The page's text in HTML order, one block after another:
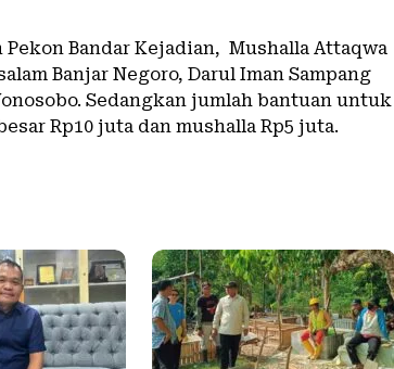
Bandar Kejadian, Mushalla Attaqwa
Banjar Negoro, Darul Iman Sampang
Sedangkan jumlah bantuan untuk
Rp10 juta dan mushalla Rp5 juta.